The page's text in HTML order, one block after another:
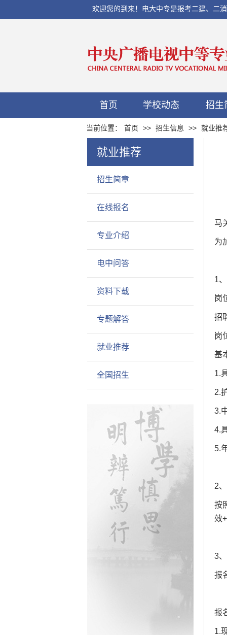
欢迎您的到来！电大中专是报考二建、二
首页 学校动态 招生
当前位置： 首页 >> 招生信息 >> 就业推
就业推荐
招生简章
在线报名
专业介绍
电中问答
资料下载
专题解答
就业推荐
全国招生
马
为
1
岗
招
岗
基
1.
2.
3.
4.
5.
2
按
效
3
报
报
1.